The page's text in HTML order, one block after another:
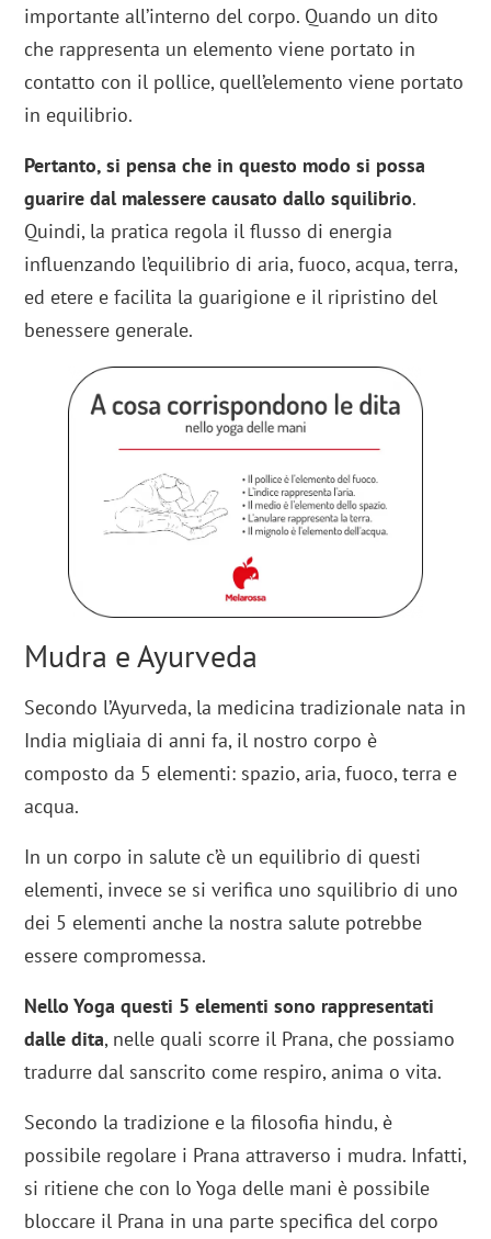
importante all’interno del corpo. Quando un dito
che rappresenta un elemento viene portato in
contatto con il pollice, quell’elemento viene portato
in equilibrio.
Pertanto, si pensa che in questo modo si possa
guarire dal malessere causato dallo squilibrio.
Quindi, la pratica regola il flusso di energia
influenzando l’equilibrio di aria, fuoco, acqua, terra,
ed etere e facilita la guarigione e il ripristino del
benessere generale.
Mudra e Ayurveda
Secondo l’Ayurveda, la medicina tradizionale nata in
India migliaia di anni fa, il nostro corpo è
composto da 5 elementi: spazio, aria, fuoco, terra e
acqua.
In un corpo in salute c’è un equilibrio di questi
elementi, invece se si verifica uno squilibrio di uno
dei 5 elementi anche la nostra salute potrebbe
essere compromessa.
Nello Yoga questi 5 elementi sono rappresentati
dalle dita, nelle quali scorre il Prana, che possiamo
tradurre dal sanscrito come respiro, anima o vita.
Secondo la tradizione e la filosofia hindu, è
possibile regolare i Prana attraverso i mudra. Infatti,
si ritiene che con lo Yoga delle mani è possibile
bloccare il Prana in una parte specifica del corpo